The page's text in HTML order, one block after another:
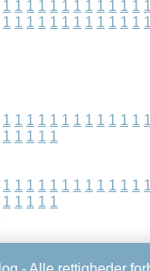
1 1 1 1 1 1 1 1 1 1 1 1 1
1 1 1 1 1 1 1 1 1 1 1 1 1
1 1 1 1 1 1 1 1 1 1 1 1 1
1 1 1 1 1
1 1 1 1 1 1 1 1 1 1 1 1 1
1 1 1 1 1